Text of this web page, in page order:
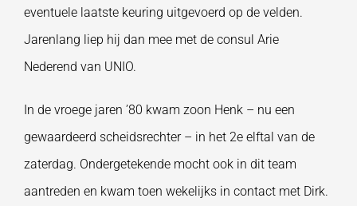
eventuele laatste keuring uitgevoerd op de velden.
Jarenlang liep hij dan mee met de consul Arie
Nederend van UNIO.
In de vroege jaren ’80 kwam zoon Henk – nu een
gewaardeerd scheidsrechter – in het 2e elftal van de
zaterdag. Ondergetekende mocht ook in dit team
aantreden en kwam toen wekelijks in contact met Dirk.